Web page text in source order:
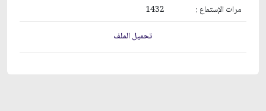
مرات الإستماع :
1432
تحميل الملف